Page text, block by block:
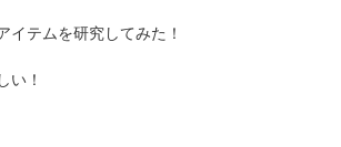
イテムを研究してみた！
い！